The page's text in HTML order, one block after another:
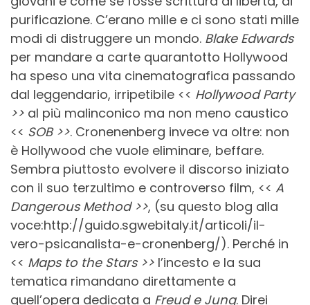
purificazione. C’erano mille e ci sono stati mille
modi di distruggere un mondo. Blake Edwards
per mandare a carte quarantotto Hollywood
ha speso una vita cinematografica passando
dal leggendario, irripetibile << Hollywood Party
>> al più malinconico ma non meno caustico
<< SOB >>. Cronenenberg invece va oltre: non
è Hollywood che vuole eliminare, beffare.
Sembra piuttosto evolvere il discorso iniziato
con il suo terzultimo e controverso film, << A
Dangerous Method >>, (su questo blog alla
voce:http://guido.sgwebitaly.it/articoli/il-
vero-psicanalista-e-cronenberg/). Perché in
<< Maps to the Stars >> l’incesto e la sua
tematica rimandano direttamente a
quell’opera dedicata a Freud e Jung. Direi